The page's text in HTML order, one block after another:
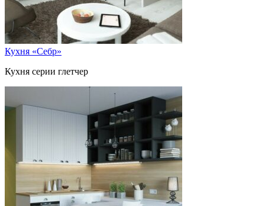
Кухня «Себр»
Кухня серии глетчер